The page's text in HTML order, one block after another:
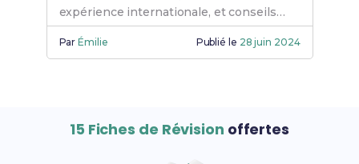
expérience internationale, et conseils
pour maximiser ton avenir professionnel
après le diplôme.
ParÉmilie Publié le 28 juin 2024
15 Fiches de Révision offertes